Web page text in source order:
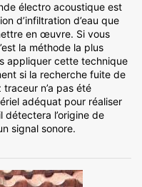
électro acoustique est
d’infiltration d’eau que
en œuvre. Si vous
la méthode la plus
appliquer cette technique
si la recherche fuite de
n’a pas été
adéquat pour réaliser
détectera l’origine de
signal sonore.